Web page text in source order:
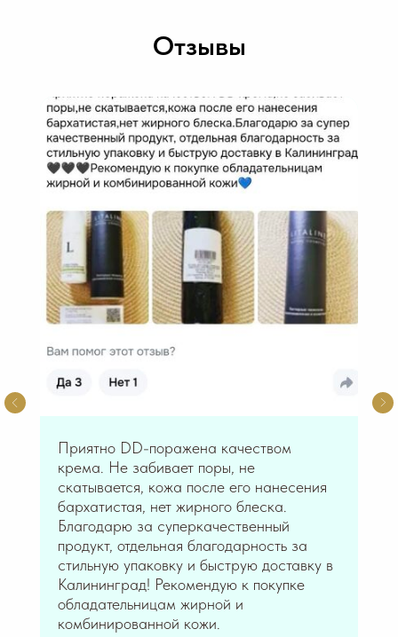
Отзывы
Приятно DD-поражена качеством
крема. Не забивает поры, не
скатывается, кожа после его нанесения
бархатистая, нет жирного блеска.
Благодарю за суперкачественный
продукт, отдельная благодарность за
стильную упаковку и быструю доставку в
Калининград! Рекомендую к покупке
обладательницам жирной и
комбинированной кожи.
о компании
политика конфиденциальности
косметологам
косметика
об «Эксолин»®
ранозаживление
курс «Красота без инъекций»
КОНТАКТЫ
адрес - 124489 г. Москва, г.
Зеленоград, проезд 4807, д. 3
все изображения взяты на портале freepik